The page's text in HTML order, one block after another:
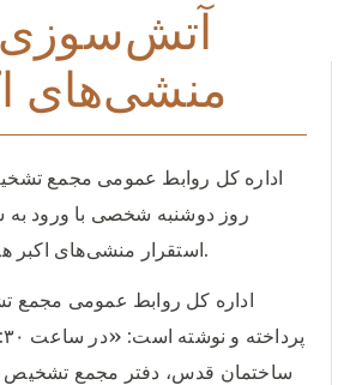
آتش‌سوزی
منشی‌های
اداره کل روابط عمومی مجمع
روز دوشنبه شخصی با ورود به
استقرار منشی‌های اکبر هاشمی‌رفسنجانی، رييس مجمع، را به آتش کشيده است.
اداره کل روابط عمومی مجمع
ساختمان قدس، دفتر مجمع تشخيص